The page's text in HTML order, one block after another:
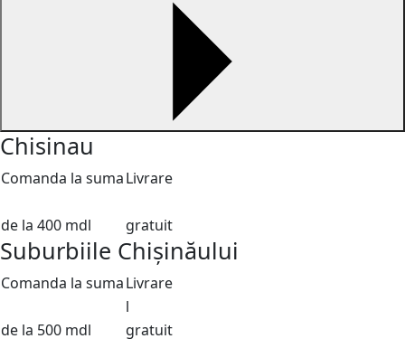
Chisinau
Comanda la sumaLivrare
de la 400 mdl gratuit
Suburbiile Chișinăului
Comanda la sumaLivrare
l
de la 500 mdl
gratuit